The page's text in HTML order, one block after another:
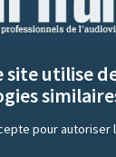
site utilise
pour